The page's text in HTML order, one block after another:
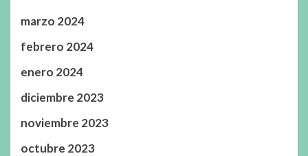
marzo 2024
febrero 2024
enero 2024
diciembre 2023
noviembre 2023
octubre 2023